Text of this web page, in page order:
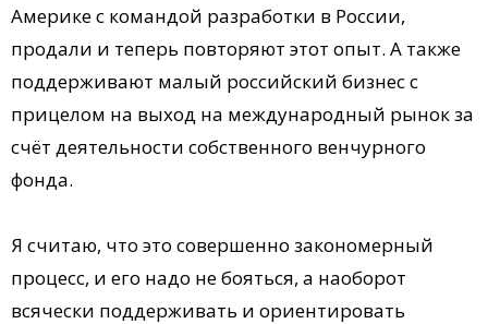
Америке с командой разработки в России,
продали и теперь повторяют этот опыт. А также
поддерживают малый российский бизнес с
прицелом на выход на международный рынок за
счёт деятельности собственного венчурного
фонда.
Я считаю, что это совершенно закономерный
процесс, и его надо не бояться, а наоборот
всячески поддерживать и ориентировать